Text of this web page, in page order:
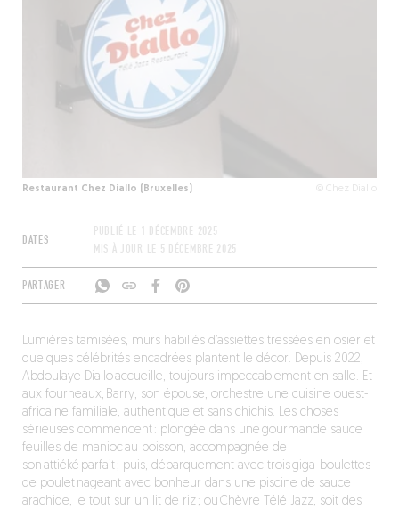
Restaurant Chez Diallo (Bruxelles) © Chez Diallo
DATES
PUBLIÉ LE
1 DÉCEMBRE 2025
MIS À JOUR LE 5 DÉCEMBRE 2025
PARTAGER
Lumières tamisées, murs habillés d’assiettes tressées en osier et
quelques célébrités encadrées plantent le décor. Depuis 2022, ​​​​
Abdoulaye Diallo accueille, toujours impeccablement en salle. Et
aux fourneaux, Barry, son épouse, orchestre une cuisine ouest-
africaine familiale, authentique et sans chichis. Les choses
sérieuses commencent : plongée dans une gourmande sauce
feuilles de manioc au poisson, accompagnée de
son attiéké parfait ; puis, débarquement avec trois giga-boulettes
de poulet nageant avec bonheur dans une piscine de sauce
arachide, le tout sur un lit de riz ; ou Chèvre Télé Jazz, soit des